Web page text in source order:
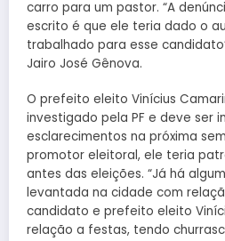
carro para um pastor. “A
escrito é que ele teria dado o
trabalhado para esse
Jairo José Gênova.
O prefeito eleito Vinícius
investigado pela PF e deve ser
esclarecimentos na próxima
promotor eleitoral, ele teria
antes das eleições. “Já há
levantada na cidade com
candidato e prefeito eleito
relação a festas, tendo